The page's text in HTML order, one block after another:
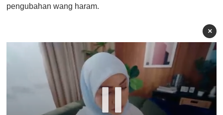
pengubahan wang haram.
×